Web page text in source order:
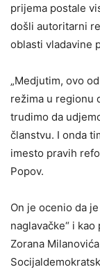
prijema postale
došli autoritarni
oblasti vladavine
„Medjutim, ovo
režima u regionu
trudimo da
članstvu. I onda
imesto pravih
Popov.
On je ocenio da
naglavačke“ i
Zorana